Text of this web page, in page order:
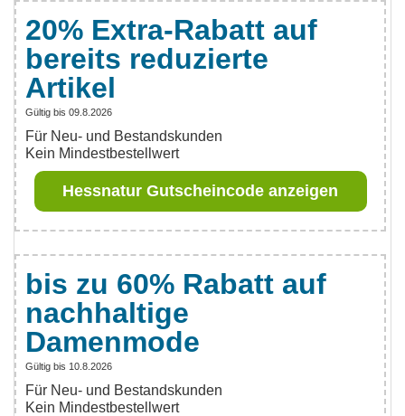
20% Extra-Rabatt auf
bereits reduzierte
Artikel
Gültig bis 09.8.2026
Für Neu- und Bestandskunden
Kein Mindestbestellwert
Hessnatur Gutscheincode anzeigen
bis zu 60% Rabatt auf
nachhaltige
Damenmode
Gültig bis 10.8.2026
Für Neu- und Bestandskunden
Kein Mindestbestellwert